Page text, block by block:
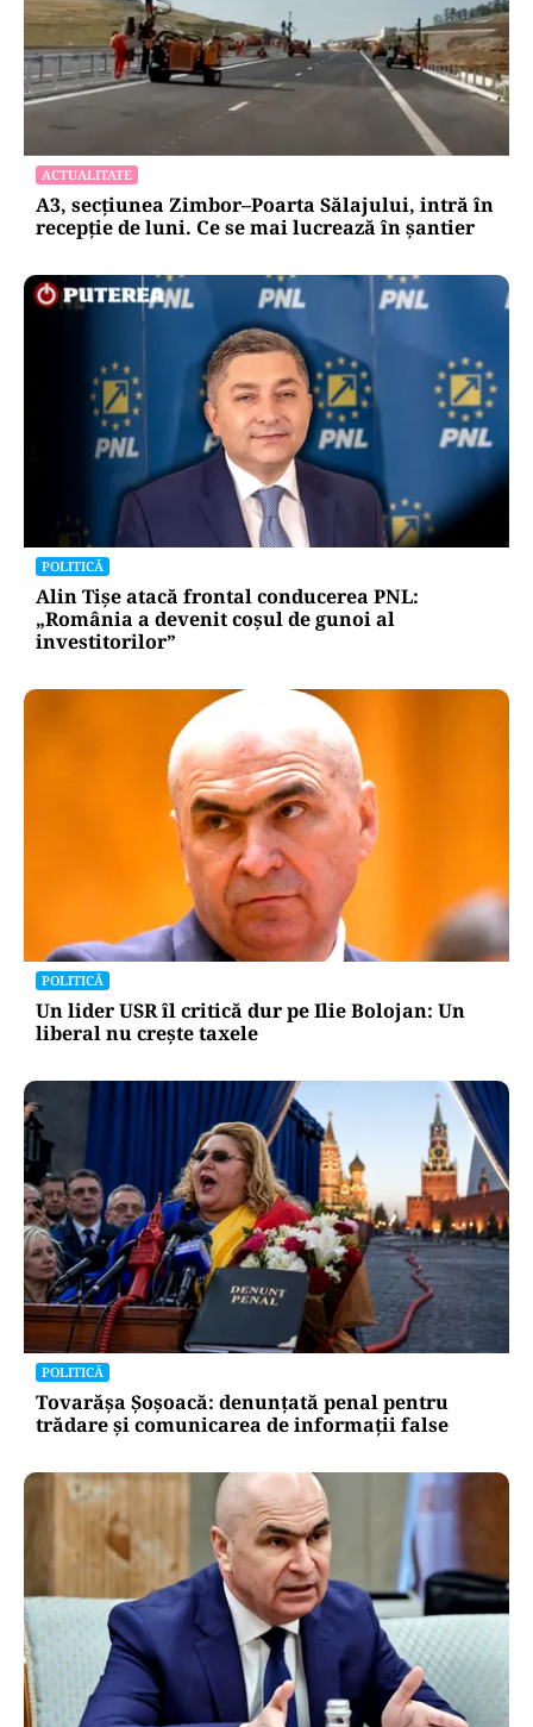
ACTUALITATE
A3, secțiunea Zimbor–Poarta Sălajului, intră în
recepție de luni. Ce se mai lucrează în șantier
POLITICĂ
Alin Tișe atacă frontal conducerea PNL:
„România a devenit coșul de gunoi al
investitorilor”
POLITICĂ
Un lider USR îl critică dur pe Ilie Bolojan: Un
liberal nu crește taxele
POLITICĂ
Tovarășa Șoșoacă: denunțată penal pentru
trădare și comunicarea de informații false